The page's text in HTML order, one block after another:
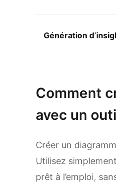
Génération
Comment
avec un
Créer un
Utilisez
prêt à l’emploi,